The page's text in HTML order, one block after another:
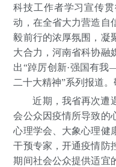
科技工作者学习宣传
动，在全省大力营造自
毅前行的浓厚氛围，凝
大合力，河南省科协融
出“踔厉创新·强国有
二十大精神”系列报道。
近期，我省再次遭
会公众因疫情所导致的
心理学会、大象心理健
干预专家，开通疫情防
期间社会公众提供适宜